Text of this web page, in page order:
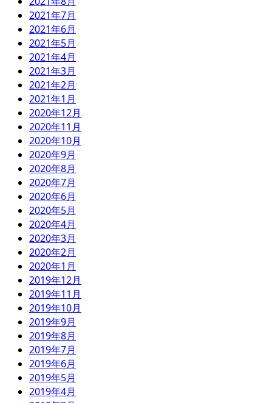
2021年7月
2021年6月
2021年5月
2021年4月
2021年3月
2021年2月
2021年1月
2020年12月
2020年11月
2020年10月
2020年9月
2020年8月
2020年7月
2020年6月
2020年5月
2020年4月
2020年3月
2020年2月
2020年1月
2019年12月
2019年11月
2019年10月
2019年9月
2019年8月
2019年7月
2019年6月
2019年5月
2019年4月